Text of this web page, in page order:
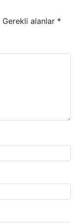
Gerekli alanlar *